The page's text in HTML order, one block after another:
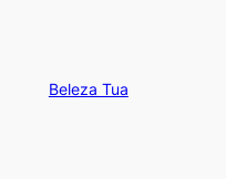
Beleza Tua